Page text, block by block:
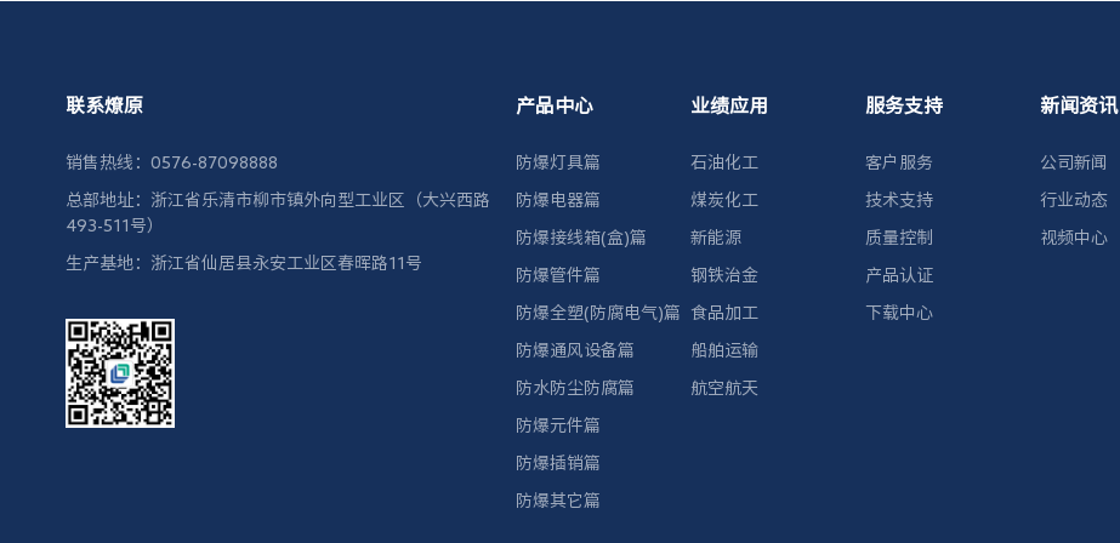
产品中心
防爆灯具篇
防爆电器篇
防爆接线箱(盒)篇
防爆管件篇
防爆全塑(防腐电气)篇
防爆通风设备篇
防水防尘防腐篇
防爆元件篇
防爆插销篇
防爆其它篇
业绩应用
石油化工
煤炭化工
新能源
钢铁治金
食品加工
船舶运输
航空航天
服务支持
客户服务
技术支持
质量控制
产品认证
下载中心
新闻资讯
公司新闻
行业动态
视频中心
联系燎原
销售热线：0576-87098888
总部地址：浙江省乐清市柳市镇外向型工业区（大兴西路
493-511号）
生产基地：浙江省仙居县永安工业区春晖路11号